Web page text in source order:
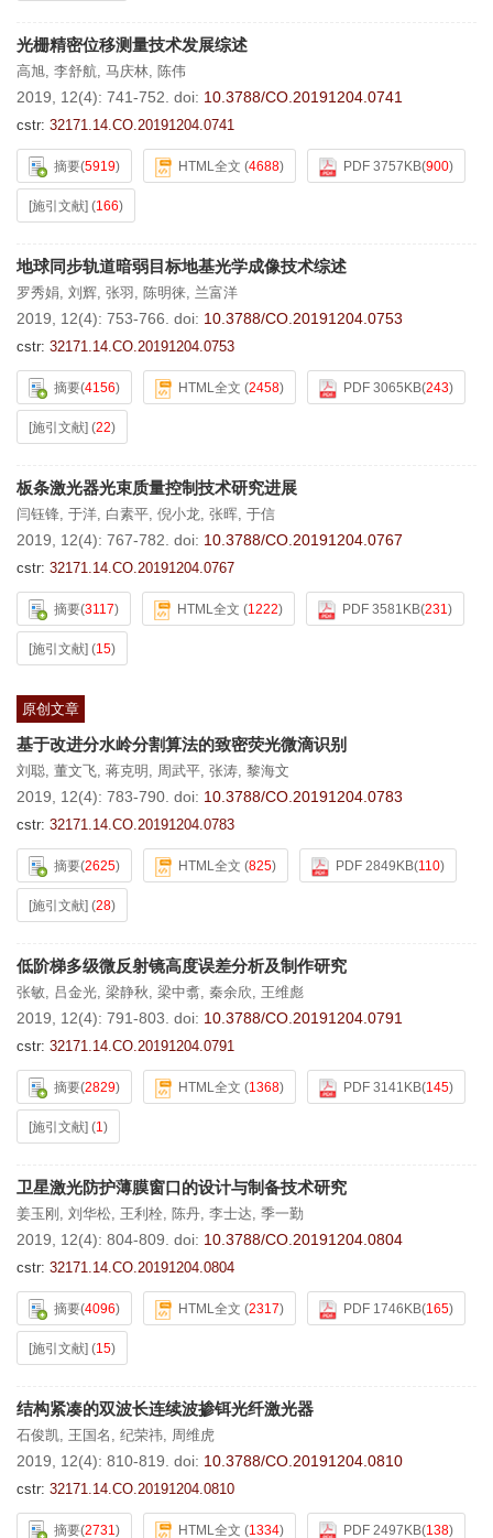
光栅精密位移测量技术发展综述
高旭, 李舒航, 马庆林, 陈伟
2019, 12(4): 741-752. doi: 10.3788/CO.20191204.0741
cstr: 32171.14.CO.20191204.0741
摘要(5919) HTML全文 (4688) PDF 3757KB(900)
[施引文献] (166)
地球同步轨道暗弱目标地基光学成像技术综述
罗秀娟, 刘辉, 张羽 , 陈明徕, 兰富洋
2019, 12(4): 753-766. doi: 10.3788/CO.20191204.0753
cstr: 32171.14.CO.20191204.0753
摘要(4156) HTML全文 (2458) PDF 3065KB(243)
[施引文献] (22)
板条激光器光束质量控制技术研究进展
闫钰锋, 于洋, 白素平, 倪小龙, 张晖, 于信
2019, 12(4): 767-782. doi: 10.3788/CO.20191204.0767
cstr: 32171.14.CO.20191204.0767
摘要(3117) HTML全文 (1222) PDF 3581KB(231)
[施引文献] (15)
原创文章
基于改进分水岭分割算法的致密荧光微滴识别
刘聪, 董文飞, 蒋克明 , 周武平, 张涛, 黎海文
2019, 12(4): 783-790. doi: 10.3788/CO.20191204.0783
cstr: 32171.14.CO.20191204.0783
摘要(2625) HTML全文 (825) PDF 2849KB(110)
[施引文献] (28)
低阶梯多级微反射镜高度误差分析及制作研究
张敏, 吕金光, 梁静秋, 梁中翥, 秦余欣, 王维彪
2019, 12(4): 791-803. doi: 10.3788/CO.20191204.0791
cstr: 32171.14.CO.20191204.0791
摘要(2829) HTML全文 (1368) PDF 3141KB(145)
[施引文献] (1)
卫星激光防护薄膜窗口的设计与制备技术研究
姜玉刚 , 刘华松, 王利栓, 陈丹, 李士达, 季一勤
2019, 12(4): 804-809. doi: 10.3788/CO.20191204.0804
cstr: 32171.14.CO.20191204.0804
摘要(4096) HTML全文 (2317) PDF 1746KB(165)
[施引文献] (15)
结构紧凑的双波长连续波掺铒光纤激光器
石俊凯, 王国名 , 纪荣祎, 周维虎
2019, 12(4): 810-819. doi: 10.3788/CO.20191204.0810
cstr: 32171.14.CO.20191204.0810
摘要(2731) HTML全文 (1334) PDF 2497KB(138)